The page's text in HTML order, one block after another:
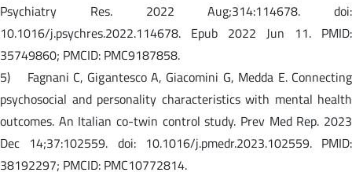
Psychiatry Res. 2022 Aug;314:114678. doi:
10.1016/j.psychres.2022.114678. Epub 2022 Jun 11. PMID:
35749860; PMCID: PMC9187858.
5) Fagnani C, Gigantesco A, Giacomini G, Medda E. Connecting
psychosocial and personality characteristics with mental health
outcomes. An Italian co-twin control study. Prev Med Rep. 2023
Dec 14;37:102559. doi: 10.1016/j.pmedr.2023.102559. PMID:
38192297; PMCID: PMC10772814.